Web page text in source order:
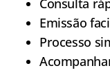
Emissão
Processo